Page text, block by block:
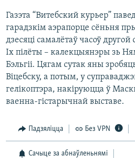
Газэта “Витебский курьер”
гарадзкім аэрапорце сёньня
дзесяці самалётаў часоў
Іх пілёты – калекцыянэры зь
Бэльгіі. Цягам сутак яны
Віцебску, а потым, у
гелікоптэра, накіруюцца ў
ваенна-гістарычнай выставе.
Падзяліцца Без VPN
Сачыце за абнаўленьнямі